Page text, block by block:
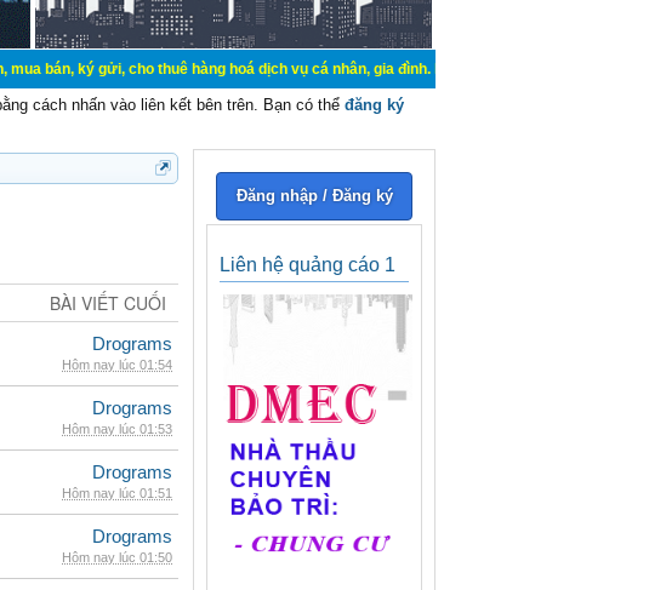
cho thuê hàng hoá dịch vụ cá nhân, gia đình. Mua bán, ký gửi, cho thuê thiết bị hệ
cách nhấn vào liên kết bên trên. Bạn có thể đăng ký
BÀI VIẾT CUỐI
Drograms
Hôm nay lúc 01:54
Drograms
Hôm nay lúc 01:53
Drograms
Hôm nay lúc 01:51
Drograms
Hôm nay lúc 01:50
Đăng nhập / Đăng ký
Liên hệ quảng cáo 1